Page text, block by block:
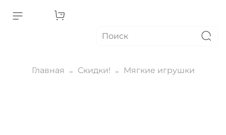
Главная Скидки! Мягкие игрушки